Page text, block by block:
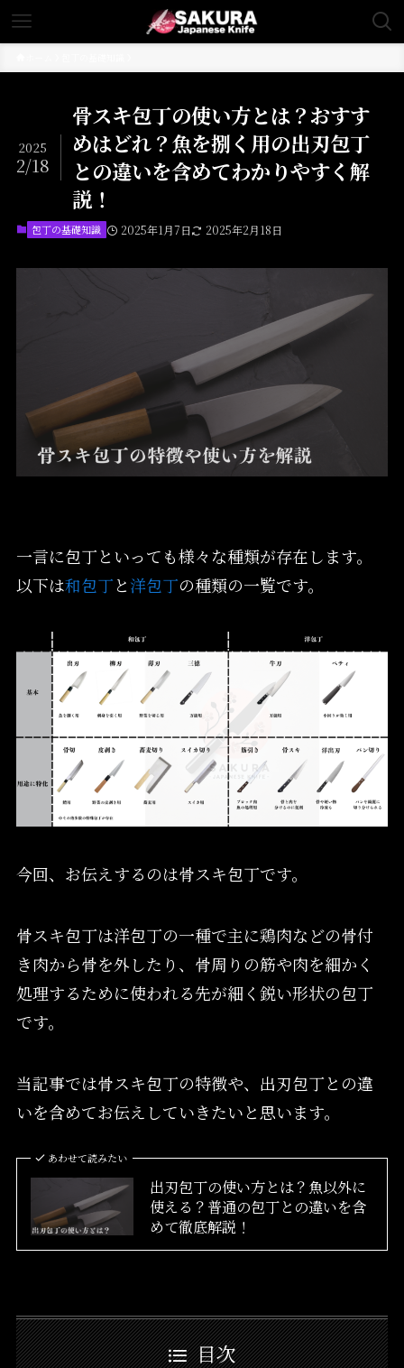
骨スキ包丁の使い方とは？おすす
めはどれ？魚を捌く用の出刃包丁
との違いを含めてわかりやすく解
説！
2025
2/18
包丁の基礎知識 2025年1月7日 2025年2月18日
一言に包丁といっても様々な種類が存在します。
以下は和包丁と洋包丁の種類の一覧です。
今回、お伝えするのは骨スキ包丁です。
骨スキ包丁は洋包丁の一種で主に鶏肉などの骨付
き肉から骨を外したり、骨周りの筋や肉を細かく
処理するために使われる先が細く鋭い形状の包丁
です。
当記事では骨スキ包丁の特徴や、出刃包丁との違
いを含めてお伝えしていきたいと思います。
あわせて読みたい
出刃包丁の使い方とは？魚以外に
使える？普通の包丁との違いを含
めて徹底解説！
目次